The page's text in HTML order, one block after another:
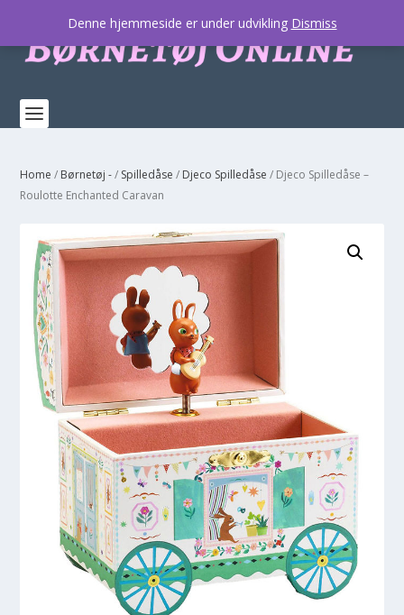
Home / Børnetøj -/ Spilledåse / Djeco Spilledåse / Djeco Spilledåse –
Roulotte Enchanted Caravan
Denne hjemmeside er under udvikling Dismiss